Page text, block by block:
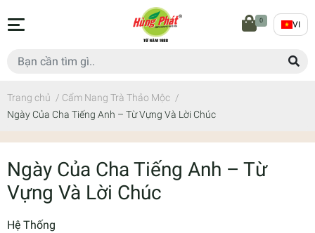
0 VI
Trang chủ / Cẩm Nang Trà Thảo Mộc /
Ngày Của Cha Tiếng Anh – Từ Vựng Và Lời Chúc
Ngày Của Cha Tiếng Anh – Từ
Vựng Và Lời Chúc
Hệ Thống